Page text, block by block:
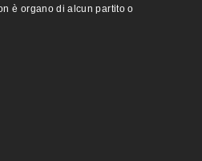
è organo di alcun partito o